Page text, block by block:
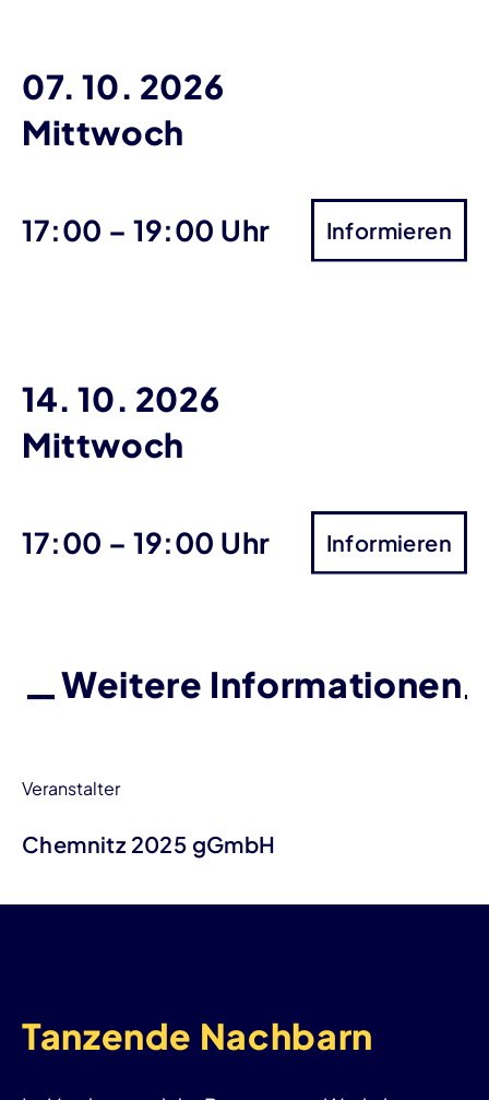
07. 10. 2026
Mittwoch
17:00 – bis
19:00 Uhr Informieren
14. 10. 2026
Mittwoch
17:00 – bis
19:00 Uhr Informieren
Weitere Informationen
Veranstalter
Chemnitz 2025 gGmbH
Tanzende Nachbarn